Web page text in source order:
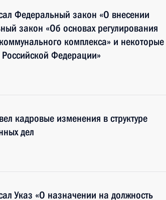
Федеральный закон «О внесении
закон «Об основах регулирования
комплекса» и некоторые
Федерации»
кадровые изменения в структуре
дел
Указ «О назначении на должность